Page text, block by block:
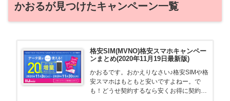
かおるが見つけたキャンペーン一覧
格安SIM(MVNO)格安スマホキャンペー
ンまとめ(2020年11月19日最新版)
かおるです。おかえりなさい♪格安SIMや格
安スマホはもともと安いですよねー。で
も！どうせ契約するなら安くお得に契約し